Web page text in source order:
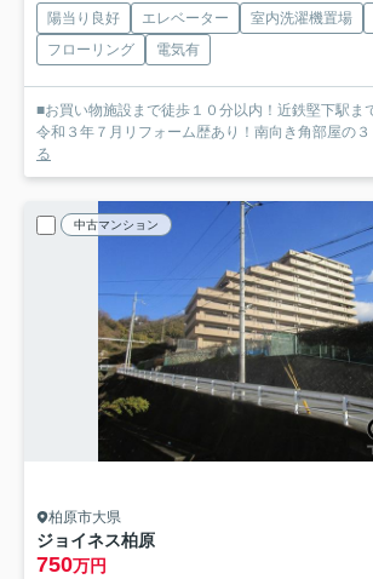
陽当り良好 エレベーター 室内洗濯機置場
フローリング
電気有
■お買い物施設まで徒歩１０分以内！近鉄堅下駅ま
令和３年７月リフォーム歴あり！南向き角部屋の
る
中古マンション
柏原市大県
ジョイネス柏原
750万円